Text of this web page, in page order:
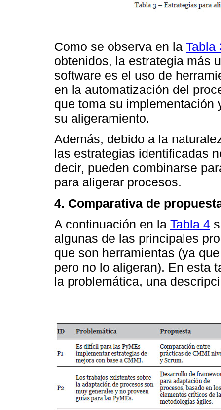
Como se observa en la Tabla
obtenidos, la estrategia más
software es el uso de
en la automatización del
que toma su implementación
su aligeramiento.
Además, debido a la
las estrategias identificadas
decir, pueden combinarse
para aligerar procesos.
4. Comparativa de
A continuación en la Tabla 4
algunas de las principales
que son herramientas (ya
pero no lo aligeran). En esta
la problemática, una